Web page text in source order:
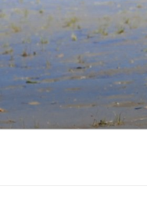
Siirry
sisältöön